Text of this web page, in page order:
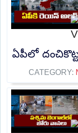
ఏపీలో
CATEGORY: